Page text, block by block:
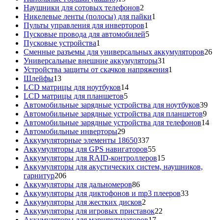
товаров
Наушники для сотовых телефонов2
товара
Никелевые ленты (полосы) для пайки1
Пульты управления для инверторов1
товар
Пусковые провода для автомобилей55
Пусковые устройства1
товар
Сменные разъемы для универсальных аккумуляторов2626
Универсальные внешние аккумуляторы31
товар
Устройства защиты от скачков напряжения1
Шлейфы1313
товаров
LCD матрицы для ноутбуков1414
LCD матрицы для планшетов55
товаров
Автомобильные зарядные устройства для ноутбуков3939
Автомобильные зарядные устройства для планшетов99
Автомобильные зарядные устройства для телефонов1414
Автомобильные инверторы2929
товаров
Аккумуляторные элементы 18650337337
товаров
Аккумуляторы для GPS навигаторов5555
товаров
Аккумуляторы для RAID-контроллеров1515
товаров
Аккумуляторы для акустических систем, наушников,
гарнитур206206
товаров
Аккумуляторы для дальномеров8686
товаров
Аккумуляторы для диктофонов и mp3 плееров3333
Аккумуляторы для жестких дисков2
товара
Аккумуляторы для игровых приставок22